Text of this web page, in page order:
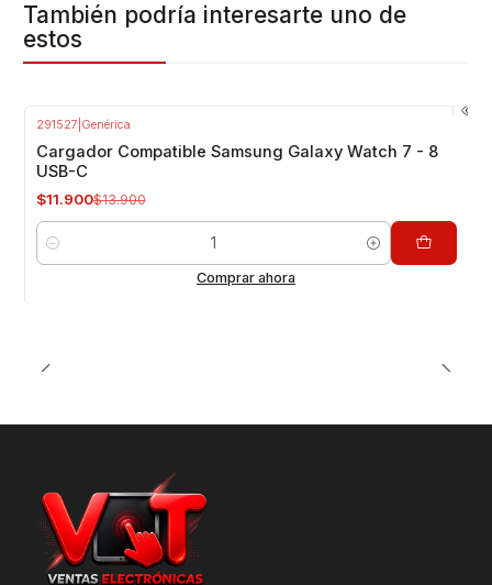
También podría interesarte uno de
estos
291527 Genérica
Cargador Compatible Samsung Galaxy Watch 7 - 8
USB-C
$11.900$13.900
Cantidad
Comprar ahora